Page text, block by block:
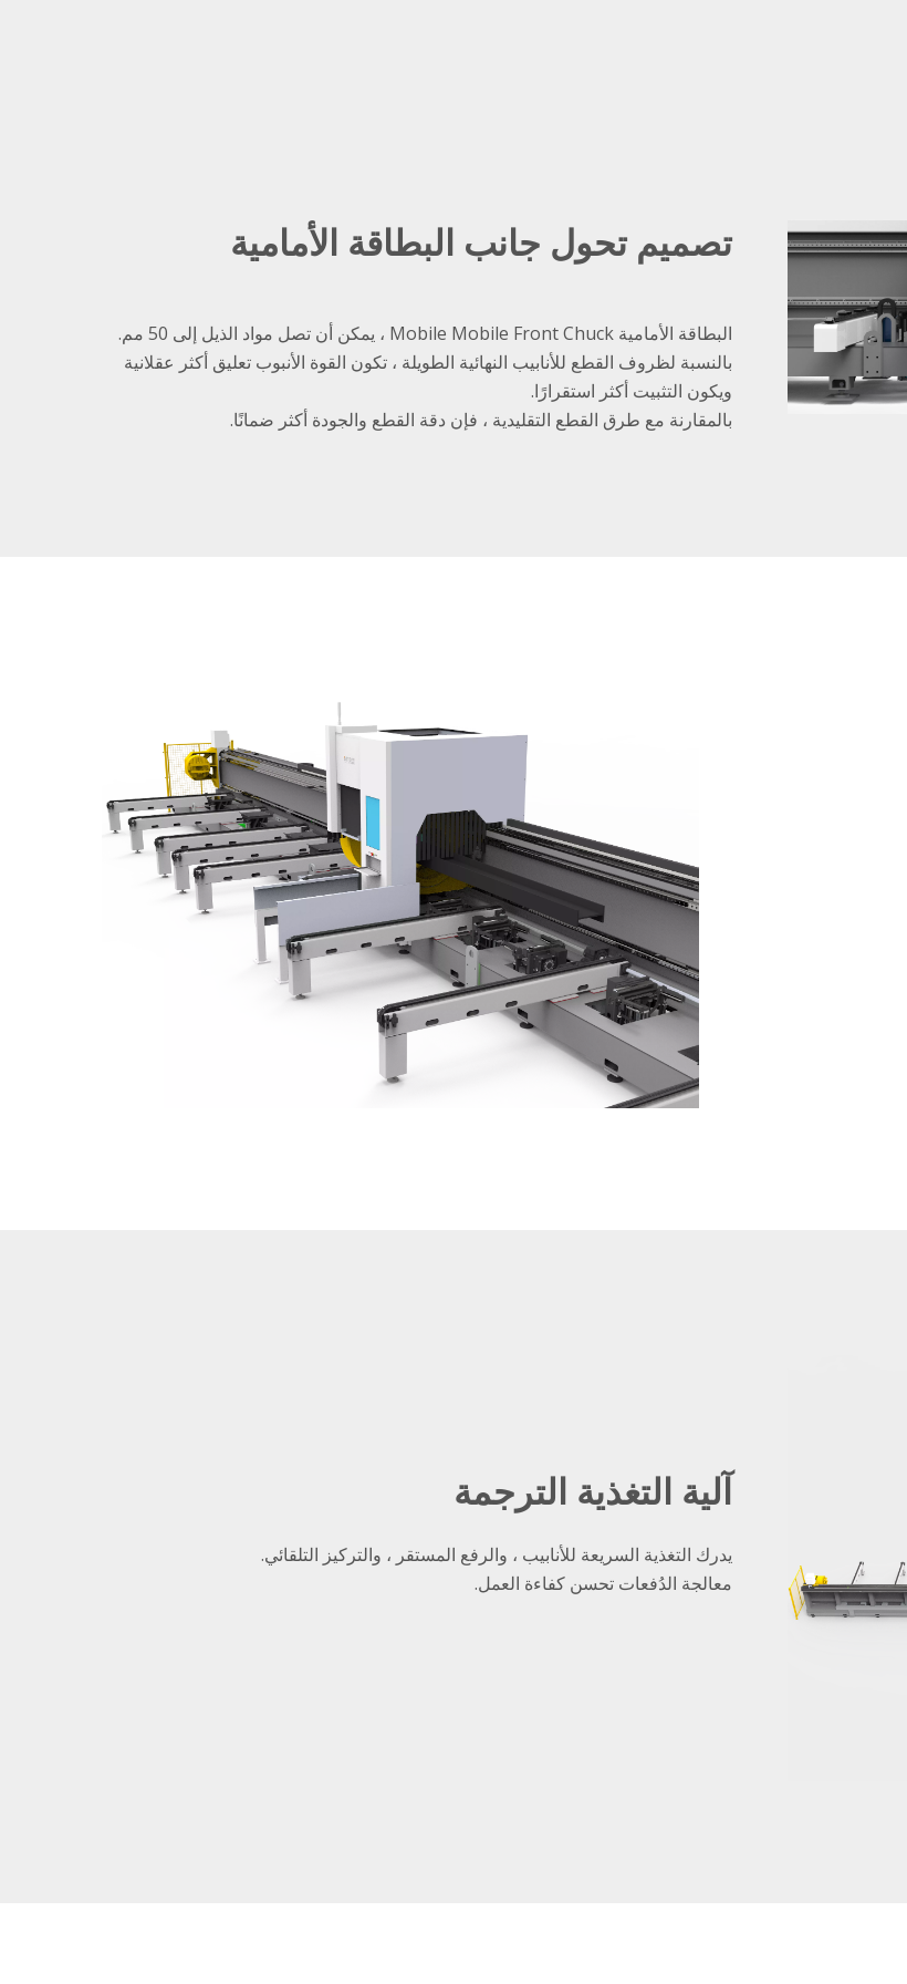
تصميم تحول جانب البطاقة الأمامية
البطاقة الأمامية Mobile Mobile Front Chuck ، يمكن أن تصل مواد الذيل إلى 50 مم.
بالنسبة لظروف القطع للأنابيب النهائية الطويلة ، تكون القوة الأنبوب تعليق أكثر عقلانية
ويكون التثبيت أكثر استقرارًا.
بالمقارنة مع طرق القطع التقليدية ، فإن دقة القطع والجودة أكثر ضمانًا.
آلية التغذية الترجمة
يدرك التغذية السريعة للأنابيب ، والرفع المستقر ، والتركيز التلقائي.
معالجة الدُفعات تحسن كفاءة العمل.